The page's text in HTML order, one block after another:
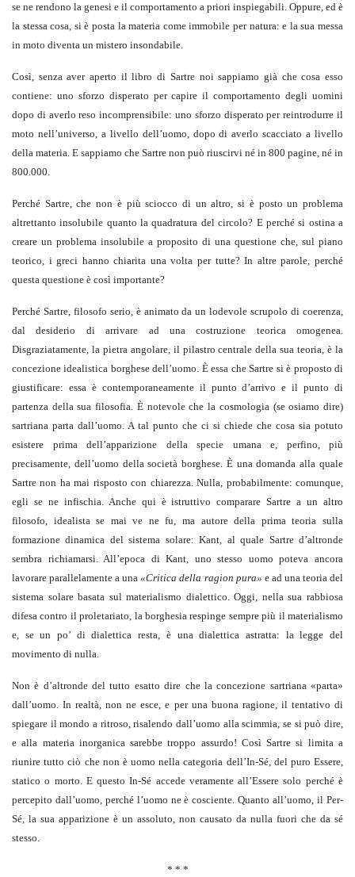
se ne rendono la genesi e il comportamento a priori inspiegabili. Oppure, ed è
la stessa cosa, si è posta la materia come immobile per natura: e la sua messa
in moto diventa un mistero insondabile.
Così, senza aver aperto il libro di Sartre noi sappiamo già che cosa esso
contiene: uno sforzo disperato per capire il comportamento degli uomini
dopo di averlo reso incomprensibile: uno sforzo disperato per reintrodurre il
moto nell’universo, a livello dell’uomo, dopo di averlo scacciato a livello
della materia. E sappiamo che Sartre non può riuscirvi né in 800 pagine, né in
800.000.
Perché Sartre, che non è più sciocco di un altro, si è posto un problema
altrettanto insolubile quanto la quadratura del circolo? E perché si ostina a
creare un problema insolubile a proposito di una questione che, sul piano
teorico, i greci hanno chiarita una volta per tutte? In altre parole, perché
questa questione è così importante?
Perché Sartre, filosofo serio, è animato da un lodevole scrupolo di coerenza,
dal desiderio di arrivare ad una costruzione teorica omogenea.
Disgraziatamente, la pietra angolare, il pilastro centrale della sua teoria, è la
concezione idealistica borghese dell’uomo. È essa che Sartre si è proposto di
giustificare: essa è contemporaneamente il punto d’arrivo e il punto di
partenza della sua filosofia. È notevole che la cosmologia (se osiamo dire)
sartriana parta dall’uomo. A tal punto che ci si chiede che cosa sia potuto
esistere prima dell’apparizione della specie umana e, perfino, più
precisamente, dell’uomo della società borghese. È una domanda alla quale
Sartre non ha mai risposto con chiarezza. Nulla, probabilmente: comunque,
egli se ne infischia. Anche qui è istruttivo comparare Sartre a un altro
filosofo, idealista se mai ve ne fu, ma autore della prima teoria sulla
formazione dinamica del sistema solare: Kant, al quale Sartre d’altronde
sembra richiamarsi. All’epoca di Kant, uno stesso uomo poteva ancora
lavorare parallelamente a una«Critica della ragion pura» e ad una teoria del
sistema solare basata sul materialismo dialettico. Oggi, nella sua rabbiosa
difesa contro il proletariato, la borghesia respinge sempre più il materialismo
e, se un po’ di dialettica resta, è una dialettica astratta: la legge del
movimento di nulla.
Non è d’altronde del tutto esatto dire che la concezione sartriana «parta»
dall’uomo. In realtà, non ne esce, e per una buona ragione, il tentativo di
spiegare il mondo a ritroso, risalendo dall’uomo alla scimmia, se si può dire,
e alla materia inorganica sarebbe troppo assurdo! Così Sartre si limita a
riunire tutto ciò che non è uomo nella categoria dell’In-Sé, del puro Essere,
statico o morto. E questo In-Sé accede veramente all’Essere solo perché è
percepito dall’uomo, perché l’uomo ne è cosciente. Quanto all’uomo, il Per-
Sé, la sua apparizione è un assoluto, non causato da nulla fuori che da sé
stesso.
* * *